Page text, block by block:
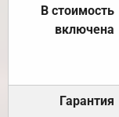
В стоимость
включена
Гарантия